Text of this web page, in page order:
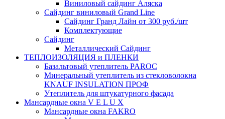
Виниловый сайдинг Аляска
Сайдинг виниловый Grand Line
Сайдинг Гранд Лайн от 300 руб./шт
Комплектующие
Сайдинг
Металлический Сайдинг
ТЕПЛОИЗОЛЯЦИЯ и ПЛЕНКИ
Базальтовый утеплитель PAROC
Минеральный утеплитель из стекловолокна
KNAUF INSULATION ПРОФ
Утеплитель для штукатурного фасада
Мансардные окна V E L U X
Мансардные окна FAKRO